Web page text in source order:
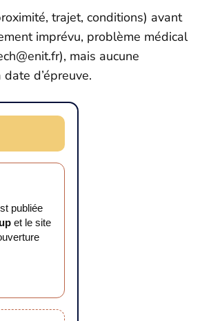
trajet, conditions) avant
imprévu, problème médical
mais aucune
d’épreuve.
publiée
et le site